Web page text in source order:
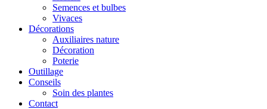
Semences et bulbes
Vivaces
Décorations
Auxiliaires nature
Décoration
Poterie
Outillage
Conseils
Soin des plantes
Contact